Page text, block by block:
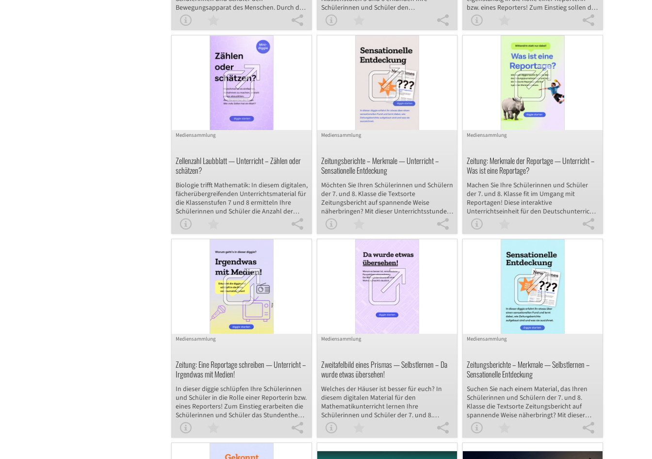
Bewegungsapparat des Menschen. Durch das
Lösen interaktiver Aufgaben erarbeiten sie
sich nicht nur den Bau und die Funktion von
Muskeln, sondern erkunden, wie das
Zusammenspiel von Knochen, Gelenken und
Muskeln Bewegung realisiert. Abschließend
übertragen sie das Gelernte auf die
Beschreibung der beteiligten Beinmuskeln
bei einem Fußballschuss.
Schülerinnen und Schüler den
Bewegungsapparat des Menschen. Durch das
Lösen interaktiver Aufgaben erarbeiten sie
sich nicht nur den Bau und die Funktion von
Zusammenspiel von Knochen, Gelenken und
Muskeln Bewegung realisiert. Abschließend
übertragen sie das Gelernte auf die
Beschreibung der beteiligten Beinmuskeln
bei einem Fußballschuss.
bzw. eines Reporters! Zum Einstieg sollen die
Schülerinnen und Schüler das Stundenthema
mittels eines Quiz erarbeiten, ehe sie
Kennzeichen der Reportage kennenlernen
oder vertiefen können. Im Anschluss testen
und sichern die Schülerinnen und Schüler ihr
Wissen in Form eines Lückentexts. Im
nächsten Schritt planen sie das Schreiben der
eigenen Reportage, indem sie eine
entsprechende Checkliste verfassen und
einen Schreibplan ausarbeiten. Nun erfolgt
das Schreiben der Reportage zu einem selbst
ausgewählten Thema. Abschließend prüfen
die Schülerinnen und Schüler ihre Texte
mithilfe der erstellten Checkliste.
Mediensammlung
Zellenzahl Laubblatt — Unterricht – Zählen oder
schätzen?
Biologie trifft Mathematik: In diesem digitalen,
fächerübergreifenden Unterrichtsmaterial für
die Klassenstufen 7 und 8 ermitteln Ihre
Schülerinnen und Schüler die Anzahl der
Zellen in einem Laubblatt. In dieser
Minidiggie berechnen sie den Flächeninhalt
eines Laubblatts und einer Zelle aus
mathematische Methoden mit biologischen
Fragestellungen und arbeiten
wissenschaftlich, indem sie eine Hypothese
anhand von Daten überprüfen. Das Material
ist für den fächerübergreifenden Einsatz
geeignet und sowohl als Anwendung zur
Flächenberechnung und zum Schätzen
einsetzbar als auch zur Vertiefung bei der
Auseinandersetzung mit Pflanzenzellen.
Mediensammlung
Zeitungsberichte – Merkmale — Unterricht –
Sensationelle Entdeckung
Möchten Sie Ihren Schülerinnen und Schülern
der 7. und 8. Klasse die Textsorte
Zeitungsbericht auf spannende Weise
näherbringen? Mit dieser Unterrichtsstunde
entdecken die Lernenden die Merkmale und
den Aufbau der Textsorte, indem sie sich
schrittweise an einen aktuellen Bericht aus
Erarbeitung ist dabei eng verknüpft mit
formalen Aspekten des Zeitungsberichts. Am
Ende der diggie stellen Ihre Schülerinnen und
Schüler ihr Wissen in einem Quiz unter
Beweis. Die praxisnahen Inhalte fördern das
Verständnis für journalistische Texte und
stärken die Medienkompetenz Ihrer
Schülerinnen und Schüler. Nutzen Sie dieses
spannend und informativ zu gestalten.
Mediensammlung
Zeitung: Merkmale der Reportage — Unterricht –
Was ist eine Reportage?
Machen Sie Ihre Schülerinnen und Schüler
der 7. und 8. Klasse fit im Umgang mit
Reportagen! Diese interaktive
Unterrichtseinheit für den Deutschunterricht
bietet eine umfassende Einführung in die
Merkmale und den Aufbau der
journalistischen Textsorte. Durch das Lesen
lernen die Schülerinnen und Schüler, den
Inhalt und die Aussage einer Reportage zu
erfassen und mithilfe der W-Fragen-Methode
präzise wiederzugeben. Darüber hinaus
untersuchen sie Reportagen auf ihre
charakteristischen Textsortenmerkmale. Ob
Sport- oder Reisereportage – Ihre
Deutschklasse wird begeistert sein, die
verschiedenen Facetten dieses Genres
kennenzulernen!
Mediensammlung
Zeitung: Eine Reportage schreiben — Unterricht –
Irgendwas mit Medien!
In dieser diggie schlüpfen Ihre Schülerinnen
und Schüler in die Rolle einer Reporterin bzw.
eines Reporters! Zum Einstieg erarbeiten die
Schülerinnen und Schüler das Stundenthema
mittels eines Quiz, ehe sie Kennzeichen der
Reportage kennenlernen bzw. wiederholen
können. Im Anschluss sichern und testen sie
Mediensammlung
Zweitafelbild eines Prismas — Selbstlernen – Da
wurde etwas übersehen!
Welches der Häuser ist besser für euch? In
diesem digitalen Material für den
Mathematikunterricht lernen Ihre
Schülerinnen und Schüler der 7. und 8.
Klasse, welche Informationen ein Grundriss
enthält und welche nicht. Sie erfahren, dass
der Aufriss zusätzliche Informationen zum
Grundriss liefert, welche im Zweitafelbild
Mediensammlung
Zeitungsberichte – Merkmale — Selbstlernen –
Sensationelle Entdeckung
Suchen Sie nach einem Material, das Ihren
Schülerinnen und Schülern der 7. und 8.
Klasse die Textsorte Zeitungsbericht auf
spannende Weise näherbringt? Mit dieser
digitalen Selbstlernstunde entdecken die
Lernenden eigenständig die Merkmale und
den Aufbau der Textsorte, indem sie sich
schrittweise an einen aktuellen Bericht aus